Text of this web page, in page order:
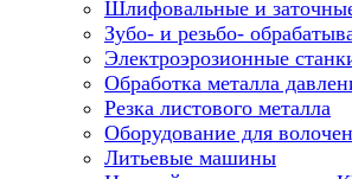
Шлифовальные и
Зубо- и резьбо-
Электроэрозионные
Обработка металла
Резка листового металла
Оборудование для
Литьевые машины